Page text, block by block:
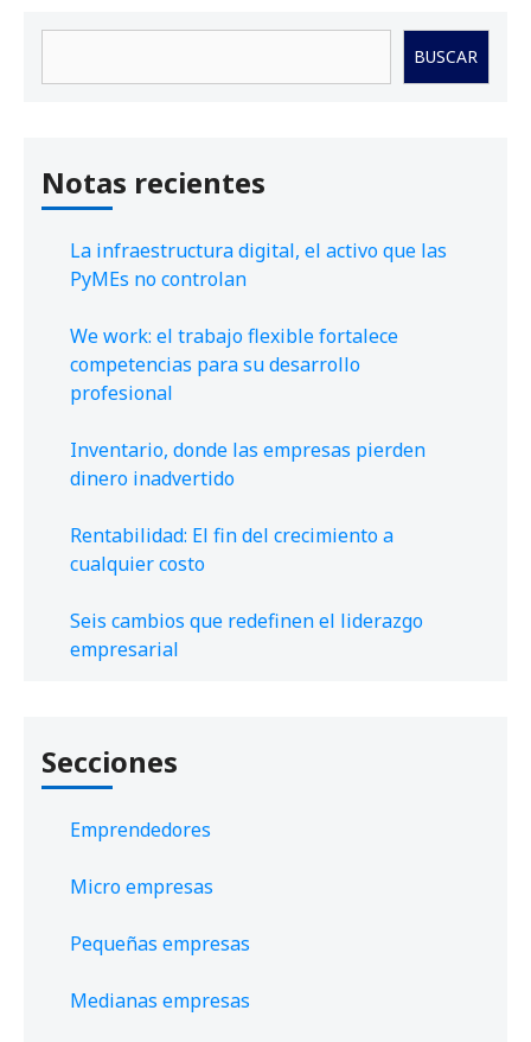
BUSCAR
Notas recientes
La infraestructura digital, el activo que las
PyMEs no controlan
We work: el trabajo flexible fortalece
competencias para su desarrollo
profesional
Inventario, donde las empresas pierden
dinero inadvertido
Rentabilidad: El fin del crecimiento a
cualquier costo
Seis cambios que redefinen el liderazgo
empresarial
Secciones
Emprendedores
Micro empresas
Pequeñas empresas
Medianas empresas